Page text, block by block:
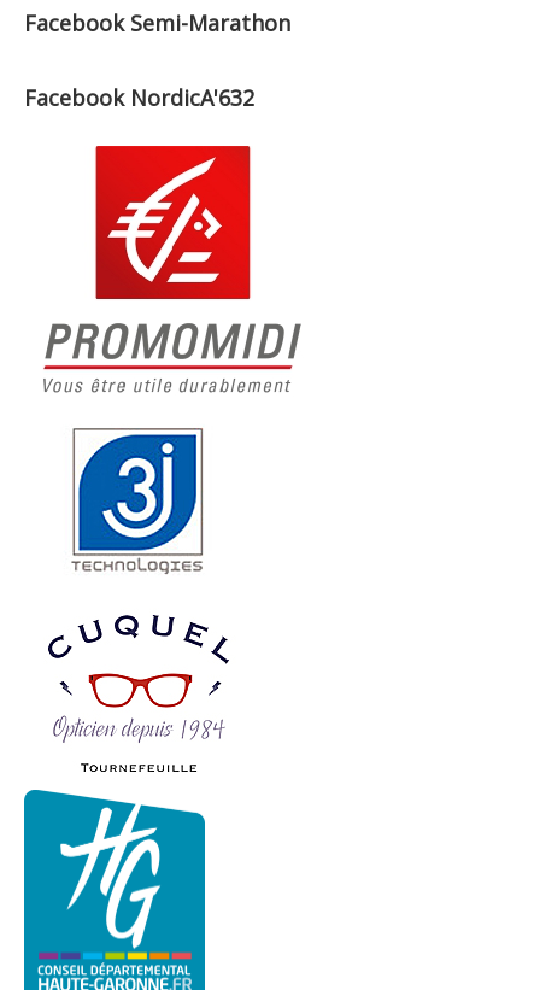
Facebook Semi-Marathon
Facebook NordicA'632